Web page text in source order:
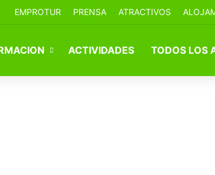
EMPROTUR PRENSA ATRACTIVOS
ACTIVIDADES TODOS LOS